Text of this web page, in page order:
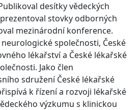
desítky vědeckých
stovky odborných
mezinárodní konference.
neurologické společnosti, České
lékařství a České lékařské
Jako člen
sdružení České lékařské
k řízení a rozvoji lékařské
výzkumu s klinickou